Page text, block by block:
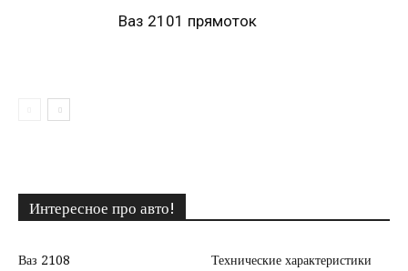
Ваз 2101 прямоток
Интересное про авто!
Ваз 2108
Технические характеристики